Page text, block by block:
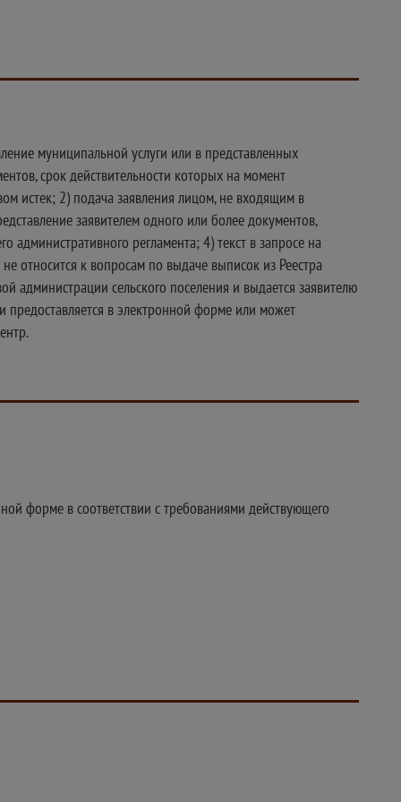
муниципальной услуги или в представленных
срок действительности которых на момент
истек; 2) подача заявления лицом, не входящим в
заявителем одного или более документов,
административного регламента; 4) текст в запросе на
относится к вопросам по выдаче выписок из Реестра
администрации сельского поселения и выдается заявителю
предоставляется в электронной форме или может
форме в соответствии с требованиями действующего